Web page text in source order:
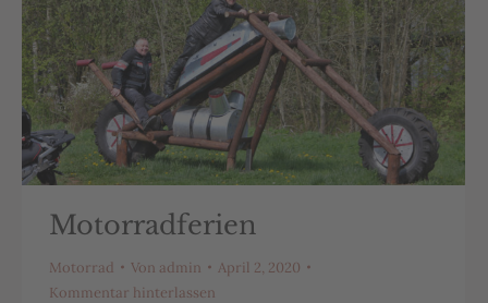
Motorradferien
Motorrad Von admin
April 2, 2020
Kommentar hinterlassen